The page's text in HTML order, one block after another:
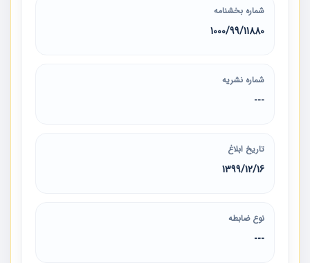
شماره بخشنامه
1000/99/11880
شماره نشریه
---
تاریخ ابلاغ
1399/12/16
نوع ضابطه
---